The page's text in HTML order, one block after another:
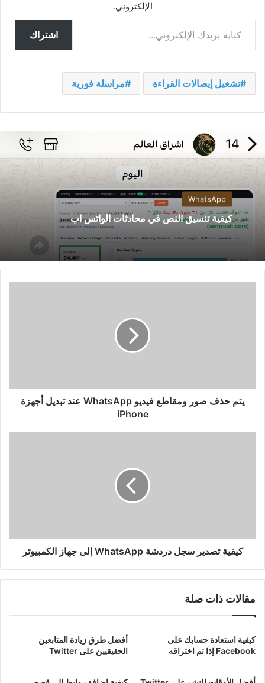
الإلكتروني.
كتابة بريدك الإلكتروني...
اشتراك
تشغيل إيصالات القراءة مراسلة فورية
WhatsApp
كيفية تنسيق النص في محادثات الواتس اب
أجهزة
iPhone
يتم حذف صور ومقاطع فيديو WhatsApp عند تبديل أجهزة
iPhone
كيفية تصدير سجل دردشة WhatsApp إلى جهاز الكمبيوتر
مقالات ذات صلة
كيفية استعادة حسابك على
Facebook إذا تم اختراقه
أفضل طرق زيادة المتابعين
الحقيقيين على Twitter